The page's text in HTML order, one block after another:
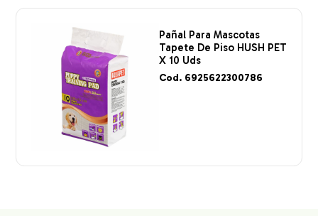
Pañal Para Mascotas
Tapete De Piso HUSH PET
X 10 Uds
Cod. 6925622300786